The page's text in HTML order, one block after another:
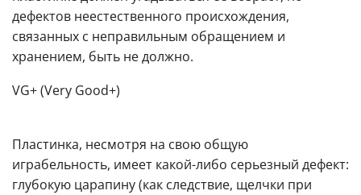
дефектов неестественного происхождения,
связанных с неправильным обращением и
хранением, быть не должно.
VG+ (Very Good+)
Пластинка, несмотря на свою общую
играбельность, имеет какой-либо серьезный дефект:
глубокую царапину (как следствие, щелчки при